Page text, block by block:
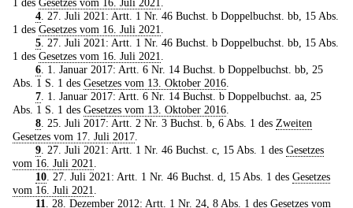
4. 27. Juli 2021: Artt. 1 Nr. 46 Buchst. b Doppelbuchst. bb, 15 Abs.
1 des Gesetzes vom 16. Juli 2021
5. 27. Juli 2021: Artt. 1 Nr. 46 Buchst. b Doppelbuchst. bb, 15 Abs.
1 des Gesetzes vom 16. Juli 2021
6. 1. Januar 2017: Artt. 6 Nr. 14 Buchst. b Doppelbuchst. bb, 25
Abs. 1 S. 1 des Gesetzes vom 13. Oktober 2016
7. 1. Januar 2017: Artt. 6 Nr. 14 Buchst. b Doppelbuchst. aa, 25
Abs. 1 S. 1 des Gesetzes vom 13. Oktober 2016
8. 25. Juli 2017: Artt. 2 Nr. 3 Buchst. b, 6 Abs. 1 des Zweiten
Gesetzes vom 17. Juli 2017
9. 27. Juli 2021: Artt. 1 Nr. 46 Buchst. c, 15 Abs. 1 des Gesetzes
vom 16. Juli 2021
10. 27. Juli 2021: Artt. 1 Nr. 46 Buchst. d, 15 Abs. 1 des Gesetzes
vom 16. Juli 2021
11
. 28. Dezember 2012: Artt. 1 Nr. 24, 8 Abs. 1 des Gesetzes vom